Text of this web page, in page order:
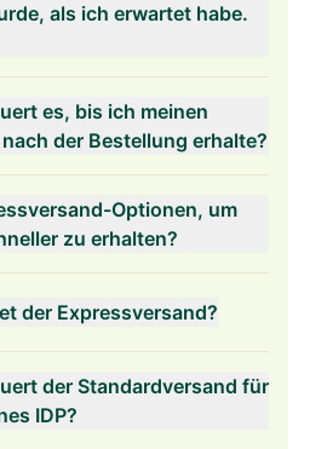
als ich erwartet habe.
es, bis ich meinen
der Bestellung erhalte?
Optionen, um
zu erhalten?
der Expressversand?
der Standardversand für
IDP?